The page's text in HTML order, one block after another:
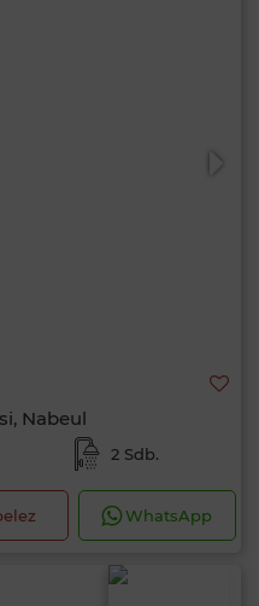
Nabeul
2 Sdb.
WhatsApp